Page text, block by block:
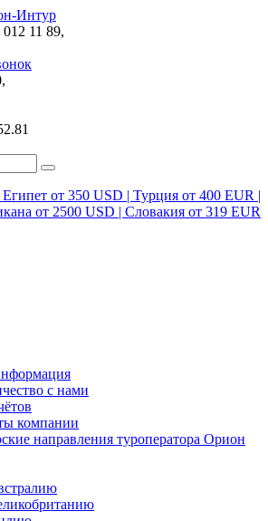
11 89,
от 350 USD | Турция от 400 EUR |
от 2500 USD | Словакия от 319 EUR
с нами
компании
направления туроператора Орион